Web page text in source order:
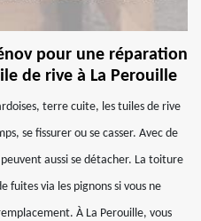
pour une réparation
de rive à La Perouille
terre cuite, les tuiles de rive
se fissurer ou se casser. Avec de
aussi se détacher. La toiture
fuites via les pignons si vous ne
À La Perouille, vous